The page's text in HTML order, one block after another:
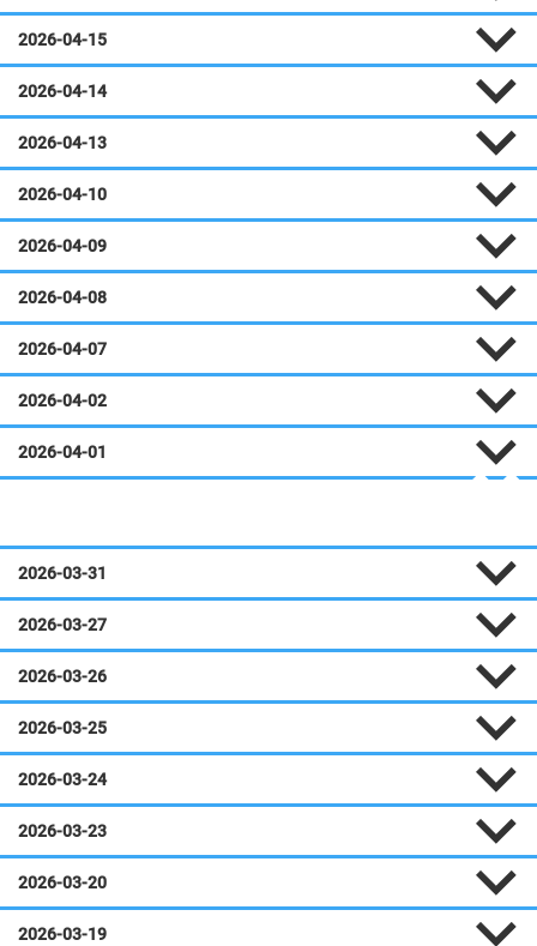
2026-04-15
2026-04-14
2026-04-13
2026-04-10
2026-04-09
2026-04-08
2026-04-07
2026-04-02
2026-04-01
2026-03-31
2026-03-27
2026-03-26
2026-03-25
2026-03-24
2026-03-23
2026-03-20
2026-03-19